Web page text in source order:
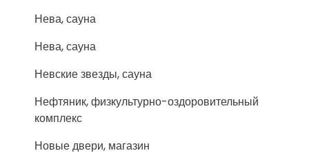
Нева, сауна
Нева, сауна
Невские звезды, сауна
Нефтяник, физкультурно-оздоровительный
комплекс
Новые двери, магазин